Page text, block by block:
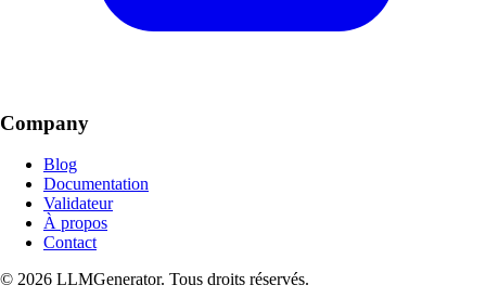
Company
Blog
Documentation
Validateur
À propos
Contact
© 2026 LLMGenerator. Tous droits réservés.